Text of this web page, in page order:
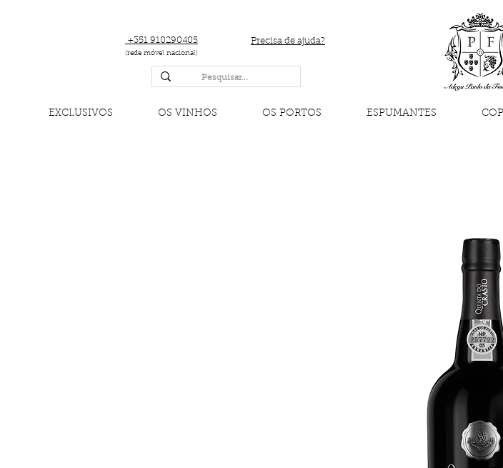
+351 910290405 Precisa de ajuda?
(rede móvel nacional)
EXCLUSIVOS OS VINHOS OS PORTOS ESPUMANTES